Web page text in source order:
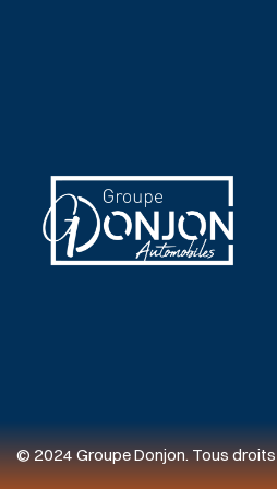
© 2024 Groupe Donjon. Tous